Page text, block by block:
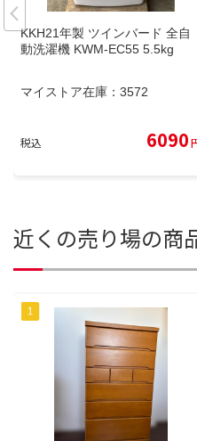
KKH21年製 ツインバード 全自
動洗濯機 KWM-EC55 5.5kg
マイストア在庫： 3572
税込 6090
近くの売り場の商